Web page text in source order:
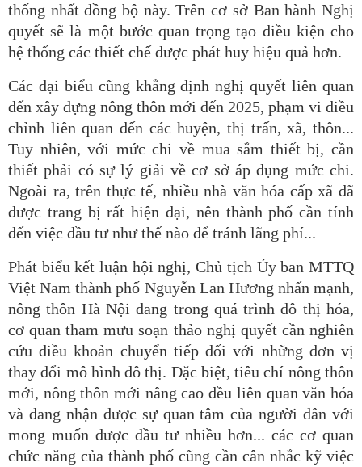
thống nhất đồng bộ này. Trên cơ sở Ban hành Nghị
quyết sẽ là một bước quan trọng tạo điều kiện cho
hệ thống các thiết chế được phát huy hiệu quả hơn.
Các đại biểu cũng khẳng định nghị quyết liên quan
đến xây dựng nông thôn mới đến 2025, phạm vi điều
chỉnh liên quan đến các huyện, thị trấn, xã, thôn...
Tuy nhiên, với mức chi về mua sắm thiết bị, cần
thiết phải có sự lý giải về cơ sở áp dụng mức chi.
Ngoài ra, trên thực tế, nhiều nhà văn hóa cấp xã đã
được trang bị rất hiện đại, nên thành phố cần tính
đến việc đầu tư như thế nào để tránh lãng phí...
Phát biểu kết luận hội nghị, Chủ tịch Ủy ban MTTQ
Việt Nam thành phố Nguyễn Lan Hương nhấn mạnh,
nông thôn Hà Nội đang trong quá trình đô thị hóa,
cơ quan tham mưu soạn thảo nghị quyết cần nghiên
cứu điều khoản chuyển tiếp đối với những đơn vị
thay đổi mô hình đô thị. Đặc biệt, tiêu chí nông thôn
mới, nông thôn mới nâng cao đều liên quan văn hóa
và đang nhận được sự quan tâm của người dân với
mong muốn được đầu tư nhiều hơn... các cơ quan
chức năng của thành phố cũng cần cân nhắc kỹ việc